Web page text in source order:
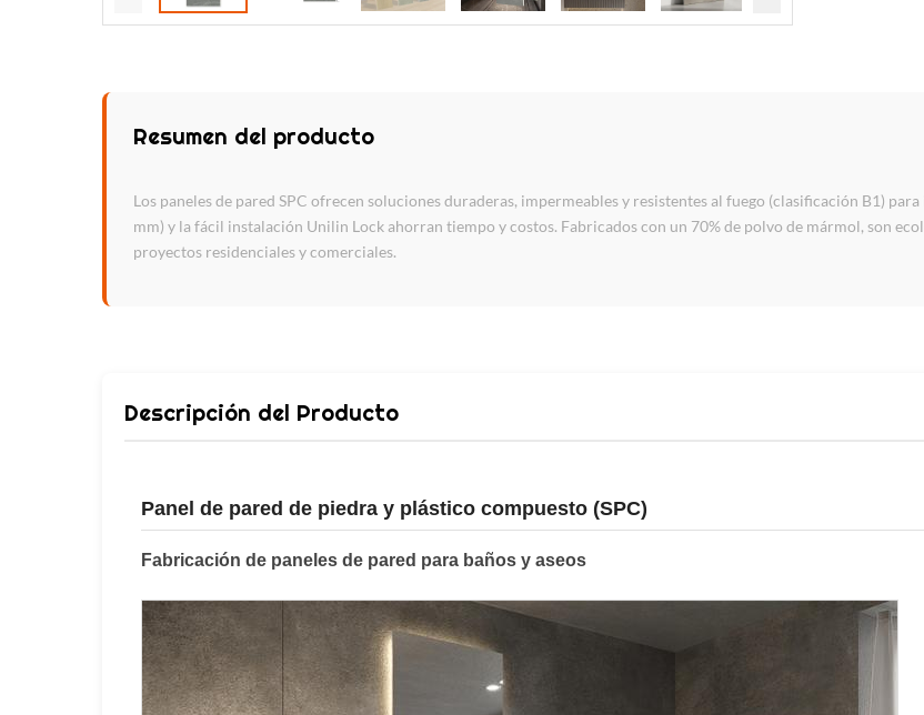
Resumen del producto
Los paneles de pared SPC ofrecen soluciones duraderas, impermeables y resistentes al fuego (clasificación B1)
mm) y la fácil instalación Unilin Lock ahorran tiempo y costos. Fabricados con un 70% de polvo de mármol, son
proyectos residenciales y comerciales.
Descripción del Producto
Panel de pared de piedra y plástico compuesto (SPC)
Fabricación de paneles de pared para baños y aseos